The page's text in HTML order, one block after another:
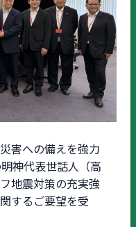
害への備えを強力
神代表世話人（高
地震対策の充実強
するご要望を受